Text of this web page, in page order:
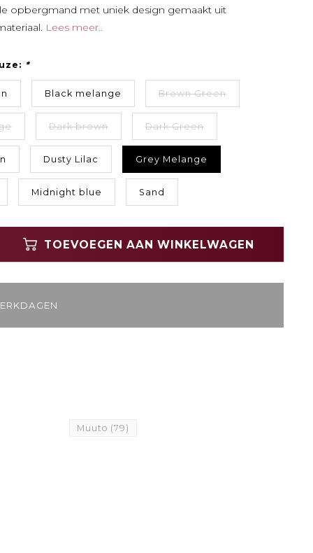
opbergmand met uniek design gemaakt uit
Lees meer..
*
Black melange Brown Green
Dark brown Dark Green
Dusty Lilac Grey Melange
Midnight blue Sand
TOEVOEGEN AAN WINKELWAGEN
Muuto (79)